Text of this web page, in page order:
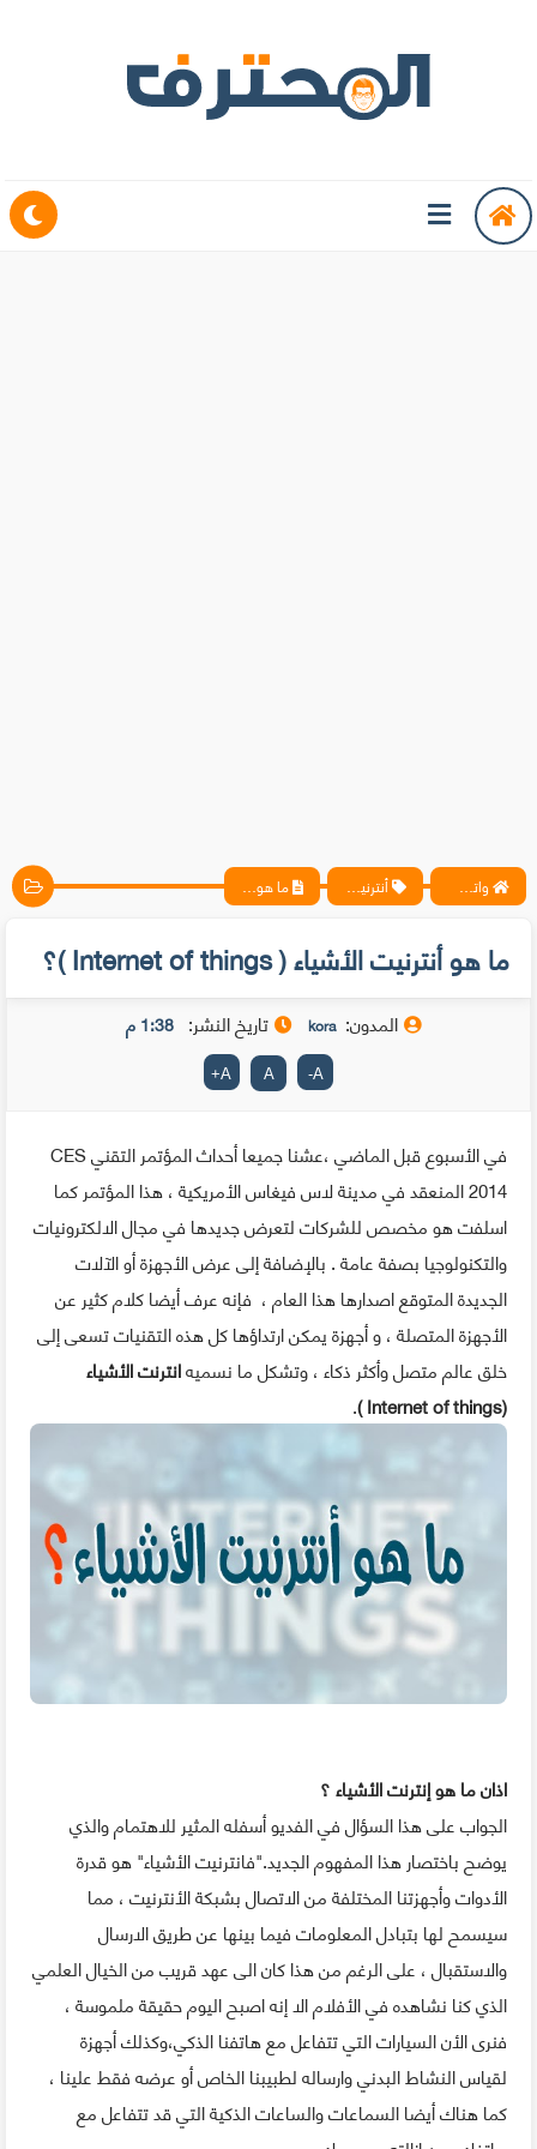
واتس آب ، فيسبوك ، أنترنت ، شروحات تقنية حصرية - المحترف أنترنيت ،مقالات ما هو أنترنيت الأشياء ( Internet of things )؟
ما هو أنترنيت الأشياء ( Internet of things )؟
المدون: kora تاريخ النشر: 1:38 م
A
-
A
A
+
في الأسبوع قبل الماضي ،عشنا جميعا أحداث المؤتمر التقني CES
2014 المنعقد في مدينة لاس فيغاس الأمريكية ، هذا المؤتمر كما
اسلفت هو مخصص للشركات لتعرض جديدها في مجال الالكترونيات
والتكنولوجيا بصفة عامة . بالإضافة إلى عرض الأجهزة أو الآلات
الجديدة المتوقع اصدارها هذا العام ، فإنه عرف أيضا كلام كثير عن
الأجهزة المتصلة ، و أجهزة يمكن ارتداؤها كل هذه التقنيات تسعى إلى
خلق عالم متصل وأكثر ذكاء ، وتشكل ما نسميهانترنت الأشياء
(Internet of things )
.
اذان ما هو إنترنت الأشياء ؟
الجواب على هذا السؤال في الفديو أسفله المثير للاهتمام والذي
يوضح باختصار هذا المفهوم الجديد."فانترنيت الأشياء" هو قدرة
الأدوات وأجهزتنا المختلفة من الاتصال بشبكة الأنترنيت ، مما
سيسمح لها بتبادل المعلومات فيما بينها عن طريق الارسال
والاستقبال ، على الرغم من هذا كان الى عهد قريب من الخيال العلمي
الذي كنا نشاهده في الأفلام الا إنه اصبح اليوم حقيقة ملموسة ،
فنرى الأن السيارات التي تتفاعل مع هاتفنا الذكي،وكذلك أجهزة
لقياس النشاط البدني وارساله لطبيبنا الخاص أو عرضه فقط علينا ،
كما هناك أيضا السماعات والساعات الذكية التي قد تتفاعل مع